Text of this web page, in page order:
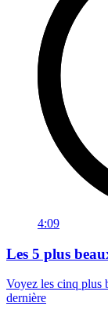
4:09
Les 5 plus
Voyez les cinq plus
dernière